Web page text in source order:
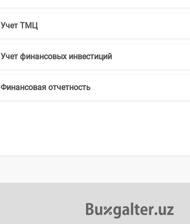
Учет ТМЦ
Учет финансовых инвестиций
Финансовая отчетность